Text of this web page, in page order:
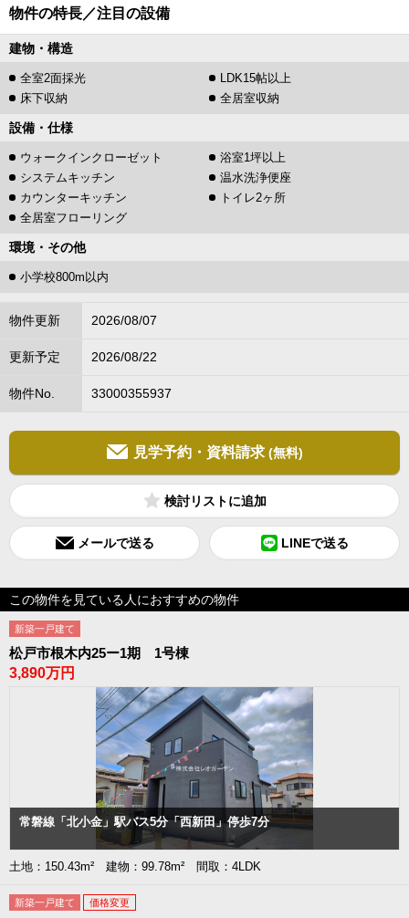
物件の特長／注目の設備
建物・構造
全室2面採光
LDK15帖以上
床下収納
全居室収納
設備・仕様
ウォークインクローゼット
浴室1坪以上
システムキッチン
温水洗浄便座
カウンターキッチン
トイレ2ヶ所
全居室フローリング
環境・その他
小学校800m以内
物件更新 2026/08/07
更新予定 2026/08/22
物件No. 33000355937
見学予約・資料請求 (無料)
検討リスト
メールで送る LINEで送る
この物件を見ている人におすすめの物件
新築一戸建て
松戸市根木内25ー1期 1号棟
3,890万円
常磐線「北小金」駅バス5分「西新田」停歩7分
土地：150.43m² 建物：99.78m² 間取：4LDK
新築一戸建て 価格変更